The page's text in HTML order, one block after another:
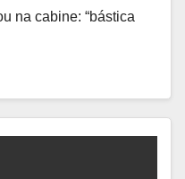
na cabine: “bástica